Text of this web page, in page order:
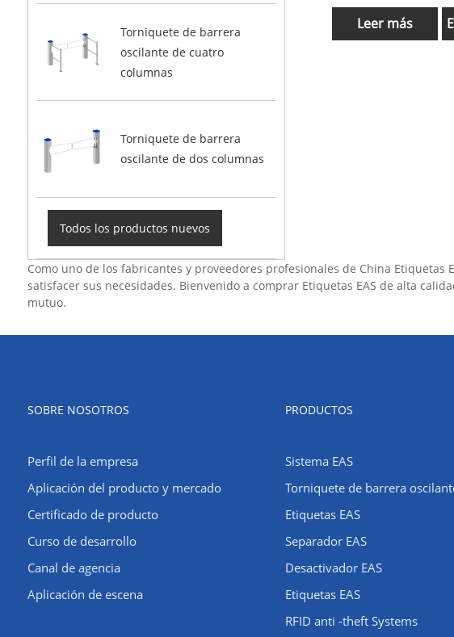
Torniquete de barrera
oscilante de cuatro
columnas
Torniquete de barrera
oscilante de dos columnas
Todos los productos nuevos
Leer más
Como uno de los fabricantes y proveedores profesionales de China
satisfacer sus necesidades. Bienvenido a comprar Etiquetas EAS de alta
mutuo.
SOBRE NOSOTROS
Perfil de la empresa
​Aplicación del producto y mercado
Certificado de producto
Curso de desarrollo
Canal de agencia
Aplicación de escena
PRODUCTOS
Sistema EAS
Torniquete de barrera
Etiquetas EAS
Separador EAS
Desactivador EAS
Etiquetas EAS
RFID anti -theft Systems